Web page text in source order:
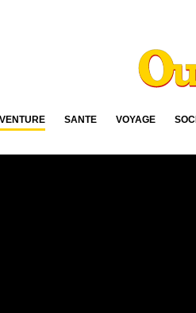
SANTÉ VOYAGE